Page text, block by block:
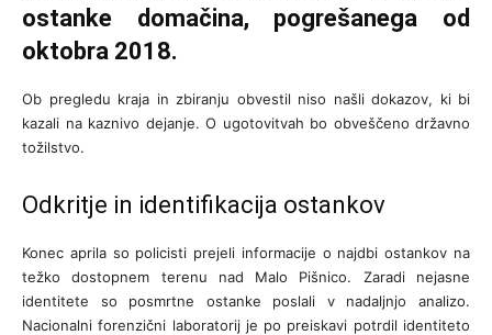
ostanke domačina, pogrešanega od
oktobra 2018.
Ob pregledu kraja in zbiranju obvestil niso našli dokazov, ki bi
kazali na kaznivo dejanje. O ugotovitvah bo obveščeno državno
tožilstvo.
Odkritje in identifikacija ostankov
Konec aprila so policisti prejeli informacije o najdbi ostankov na
težko dostopnem terenu nad Malo Pišnico. Zaradi nejasne
identitete so posmrtne ostanke poslali v nadaljnjo analizo.
Nacionalni forenzični laboratorij je po preiskavi potrdil identiteto